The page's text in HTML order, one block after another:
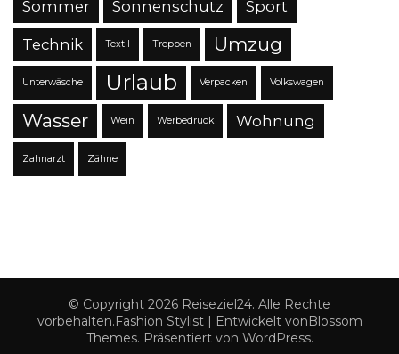
Sommer Sonnenschutz Sport
Technik Textil Treppen Umzug
Unterwäsche Urlaub Verpacken Volkswagen
Wasser Wein Werbedruck Wohnung
Zahnarzt Zähne
© Copyright 2026 Reiseziel24. Alle Rechte
vorbehalten.Fashion Stylist | Entwickelt vonBlossom
Themes. Präsentiert von WordPress.